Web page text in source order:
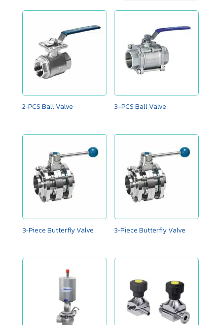
2‑PCS Ball Valve 3-PCS Ball Valve
3‑Piece Butterfly Valve 3‑Piece Butterfly Valve